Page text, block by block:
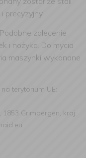
precyzyjny.
zalecenie
i nożyka. Do mycia
maszynki wykonane
terytorium UE:
Grimbergen, kraj: